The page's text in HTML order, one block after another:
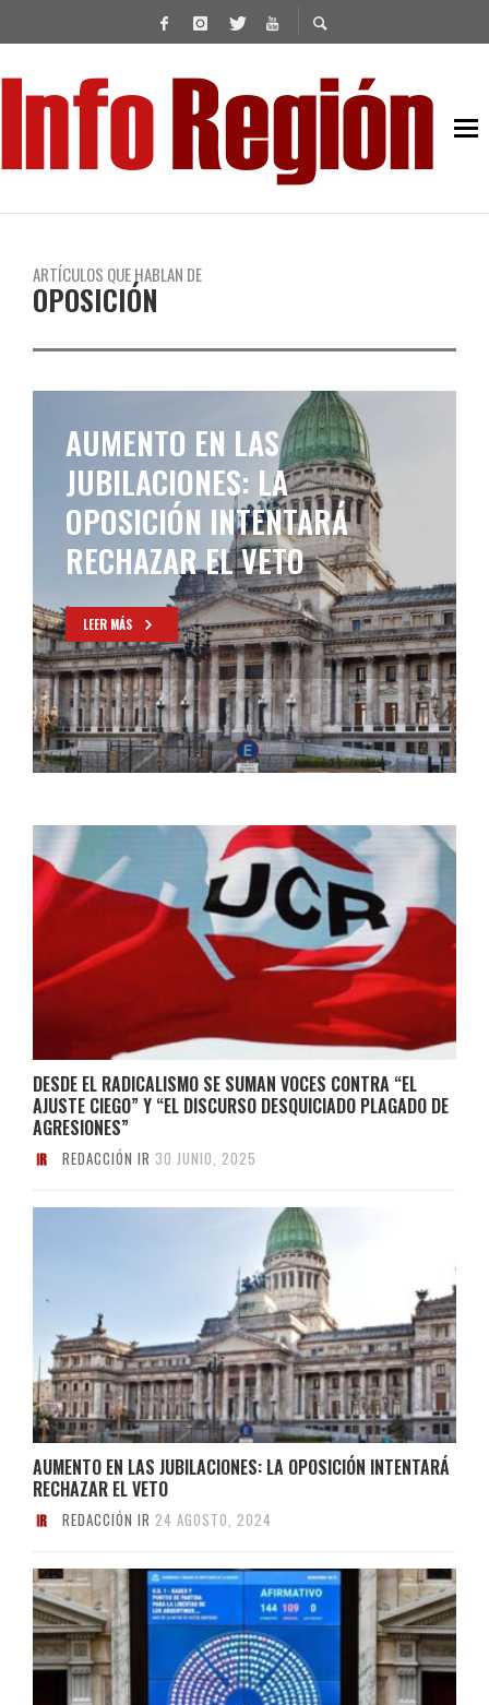
ARTÍCULOS QUE HABLAN DE
OPOSICIÓN
EN OTRA SESIÓN QUE SE
PREVÉ EXTENSA, DIPUTADOS
DEBATIRÁ EN PARTICULAR
LA LEY “BASES”
LEER MÁS
DESDE EL RADICALISMO SE SUMAN VOCES CONTRA “EL
AJUSTE CIEGO” Y “EL DISCURSO DESQUICIADO PLAGADO DE
AGRESIONES”
REDACCIÓN IR 30 JUNIO, 2025
AUMENTO EN LAS JUBILACIONES: LA OPOSICIÓN INTENTARÁ
RECHAZAR EL VETO
REDACCIÓN IR 24 AGOSTO, 2024